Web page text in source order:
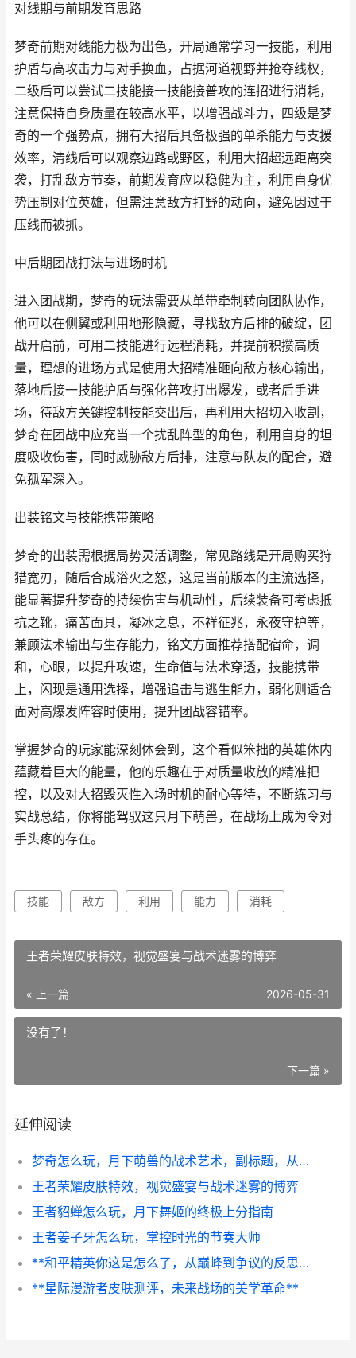
对线期与前期发育思路
梦奇前期对线能力极为出色，开局通常学习一技能，利用
护盾与高攻击力与对手换血，占据河道视野并抢夺线权，
二级后可以尝试二技能接一技能接普攻的连招进行消耗，
注意保持自身质量在较高水平，以增强战斗力，四级是梦
奇的一个强势点，拥有大招后具备极强的单杀能力与支援
效率，清线后可以观察边路或野区，利用大招超远距离突
袭，打乱敌方节奏，前期发育应以稳健为主，利用自身优
势压制对位英雄，但需注意敌方打野的动向，避免因过于
压线而被抓。
中后期团战打法与进场时机
进入团战期，梦奇的玩法需要从单带牵制转向团队协作，
他可以在侧翼或利用地形隐藏，寻找敌方后排的破绽，团
战开启前，可用二技能进行远程消耗，并提前积攒高质
量，理想的进场方式是使用大招精准砸向敌方核心输出，
落地后接一技能护盾与强化普攻打出爆发，或者后手进
场，待敌方关键控制技能交出后，再利用大招切入收割，
梦奇在团战中应充当一个扰乱阵型的角色，利用自身的坦
度吸收伤害，同时威胁敌方后排，注意与队友的配合，避
免孤军深入。
出装铭文与技能携带策略
梦奇的出装需根据局势灵活调整，常见路线是开局购买狩
猎宽刃，随后合成浴火之怒，这是当前版本的主流选择，
能显著提升梦奇的持续伤害与机动性，后续装备可考虑抵
抗之靴，痛苦面具，凝冰之息，不祥征兆，永夜守护等，
兼顾法术输出与生存能力，铭文方面推荐搭配宿命，调
和，心眼，以提升攻速，生命值与法术穿透，技能携带
上，闪现是通用选择，增强追击与逃生能力，弱化则适合
面对高爆发阵容时使用，提升团战容错率。
掌握梦奇的玩家能深刻体会到，这个看似笨拙的英雄体内
蕴藏着巨大的能量，他的乐趣在于对质量收放的精准把
控，以及对大招毁灭性入场时机的耐心等待，不断练习与
实战总结，你将能驾驭这只月下萌兽，在战场上成为令对
手头疼的存在。
技能 敌方 利用 能力 消耗
王者荣耀皮肤特效，视觉盛宴与战术迷雾的博弈
« 上一篇 2026-05-31
没有了！
下一篇 »
延伸阅读
梦奇怎么玩，月下萌兽的战术艺术，副标题，从技能连招到节奏掌控的进阶指南
王者荣耀皮肤特效，视觉盛宴与战术迷雾的博弈
王者貂蝉怎么玩，月下舞姬的终极上分指南
王者姜子牙怎么玩，掌控时光的节奏大师
**和平精英你这是怎么了，从巅峰到争议的反思之路**
**星际漫游者皮肤测评，未来战场的美学革命**